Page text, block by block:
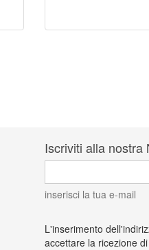
Iscriviti alla nostra
inserisci la tua e-mail
L'inserimento
accettare la ricezione